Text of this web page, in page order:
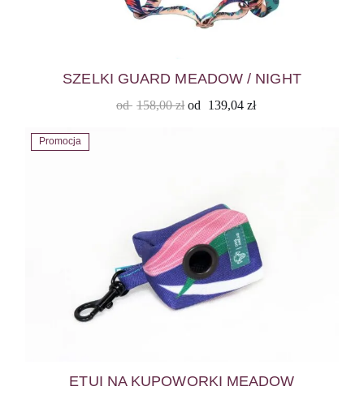
SZELKI GUARD MEADOW / NIGHT
od 158,00zł od 139,04 zł
Promocja
ETUI NA KUPOWORKI MEADOW